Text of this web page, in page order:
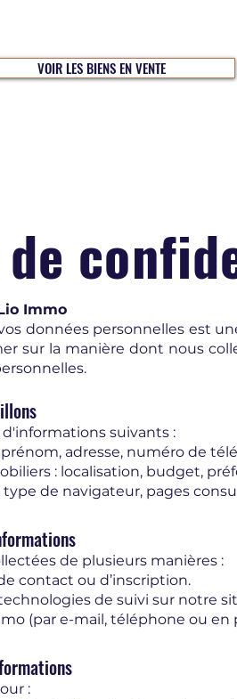
VOIR LES BIENS EN VENTE
Immo
données personnelles est
sur la manière dont nous
suivants :
adresse, numéro de
: localisation, budget,
de navigateur, pages
de plusieurs manières :
contact ou d’inscription.
de suivi sur notre
(par e-mail, téléphone ou en
: